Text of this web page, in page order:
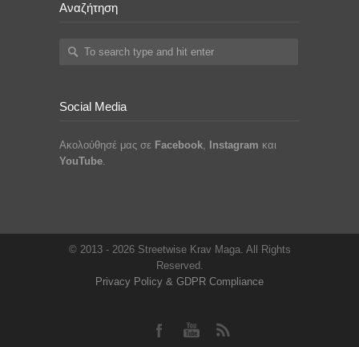
Αναζήτηση
Social Media
Ακολούθησέ μας σε Facebook, Instagram και
YouTube.
© 2013 - 2026 Streetwise Krav Maga. All Rights
Reserved.
Privacy Policy & GDPR Compliance